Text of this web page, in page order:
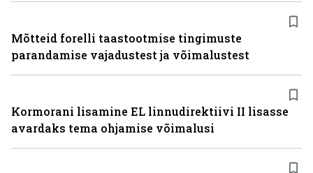
Mõtteid forelli taastootmise tingimuste
parandamise vajadustest ja võimalustest
Kormorani lisamine EL linnudirektiivi II lisasse
avardaks tema ohjamise võimalusi